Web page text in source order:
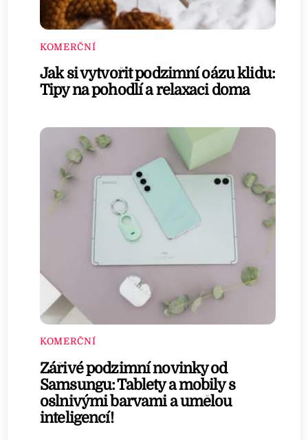
KOMERČNÍ
Jak si vytvořit podzimní oázu klidu:
Tipy na pohodlí a relaxaci doma
KOMERČNÍ
Zářivé podzimní novinky od
Samsungu: Tablety a mobily s
oslnivými barvami a umělou
inteligencí!